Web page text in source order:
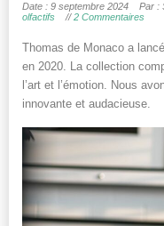
Date : 9 septembre 2024 Par :
olfactifs
//2 Commentaires
Thomas de Monaco a
en 2020. La collection
l’art et l’émotion. Nous
innovante et audacieuse.